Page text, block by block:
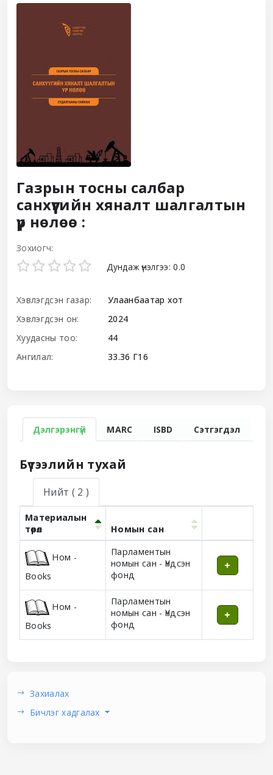
Газрын тосны салбар
санхүүгийн хяналт шалгалтын
үр нөлөө :
Зохиогч:
Star ratings Дундаж үнэлгээ: 0.0
Хэвлэгдсэн газар:
Улаанбаатар хот
Хэвлэгдсэн он:
2024
Хуудасны тоо:
44
Ангилал:
33.36 Г16
Дэлгэрэнгүй MARC ISBD Сэтгэгдэл
Бүтээлийн тухай
Нийт ( 2 )
Материалын
төрөл
Номын сан
Ном -
Books
Парламентын
номын сан - Үндсэн
фонд
Ном -
Books
Парламентын
номын сан - Үндсэн
фонд
Захиалах
Бичлэг хадгалах